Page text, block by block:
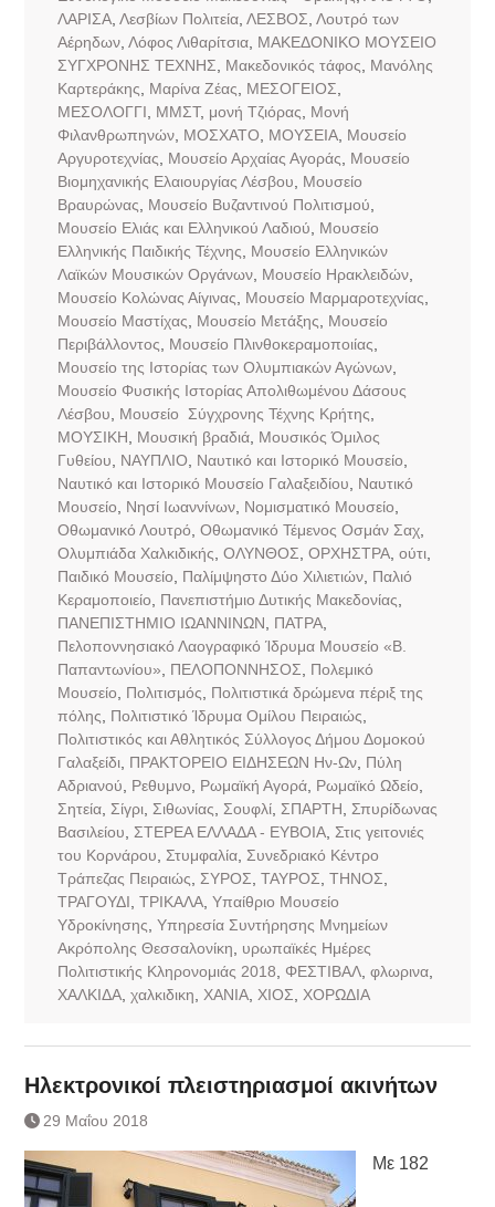
ΛΑΡΙΣΑ, Λεσβίων Πολιτεία, ΛΕΣΒΟΣ Λουτρό των
Αέρηδων, Λόφος Λιθαρίτσια, ΜΑΚΕΔΟΝΙΚΟ ΜΟΥΣΕΙΟ
ΣΥΓΧΡΟΝΗΣ ΤΕΧΝΗΣ
Μακεδονικός τάφος
Μανόλης
Καρτεράκης
Μαρίνα Ζέας ΜΕΣΟΓΕΙΟΣ
ΜΕΣΟΛΟΓΓΙ
ΜΜΣΤ, μονή Τζιόρας
Μονή
Φιλανθρωπηνών, ΜΟΣΧΑΤΟ ΜΟΥΣΕΙΑ, Μουσείο
Αργυροτεχνίας
Μουσείο Αρχαίας Αγοράς
Μουσείο
Βιομηχανικής Ελαιουργίας Λέσβου
Μουσείο
Βραυρώνας
Μουσείο Βυζαντινού Πολιτισμού
Μουσείο Ελιάς και Ελληνικού Λαδιού
Μουσείο
Ελληνικής Παιδικής Τέχνης
Μουσείο Ελληνικών
Λαϊκών Μουσικών Οργάνων, Μουσείο Ηρακλειδών,
Μουσείο Κολώνας Αίγινας
Μουσείο Μαρμαροτεχνίας
Μουσείο Μαστίχας
Μουσείο Μετάξης
Μουσείο
Περιβάλλοντος
Μουσείο Πλινθοκεραμοποιίας
Μουσείο της Ιστορίας των Ολυμπιακών Αγώνων,
Μουσείο Φυσικής Ιστορίας Απολιθωμένου Δάσους
Λέσβου
Μουσείο Σύγχρονης Τέχνης Κρήτης
ΜΟΥΣΙΚΗ
Μουσική βραδιά, Μουσικός Όμιλος
Γυθείου
ΝΑΥΠΛΙΟ Ναυτικό και Ιστορικό Μουσείο
Ναυτικό και Ιστορικό Μουσείο Γαλαξειδίου
Ναυτικό
Μουσείο
Νησί Ιωαννίνων, Νομισματικό Μουσείο
Οθωμανικό Λουτρό Οθωμανικό Τέμενος Οσμάν Σαχ,
Ολυμπιάδα Χαλκιδικής ΟΛΥΝΘΟΣ ΟΡΧΗΣΤΡΑ, ούτι,
Παιδικό Μουσείο
Παλίμψηστο Δύο Χιλιετιών, Παλιό
Κεραμοποιείο
Πανεπιστήμιο Δυτικής Μακεδονίας
ΠΑΝΕΠΙΣΤΗΜΙΟ ΙΩΑΝΝΙΝΩΝ
ΠΑΤΡΑ,
Πελοποννησιακό Λαογραφικό Ίδρυμα Μουσείο «Β.
Παπαντωνίου»
ΠΕΛΟΠΟΝΝΗΣΟΣ
Πολεμικό
Μουσείο
Πολιτισμός
Πολιτιστικά δρώμενα πέριξ της
πόλης
Πολιτιστικό Ίδρυμα Ομίλου Πειραιώς
Πολιτιστικός και Αθλητικός Σύλλογος Δήμου Δομοκού
Γαλαξείδι, ΠΡΑΚΤΟΡΕΙΟ ΕΙΔΗΣΕΩΝ Ην-Ων, Πύλη
Αδριανού
Ρεθυμνο Ρωμαϊκή Αγορά, Ρωμαϊκό Ωδείο
Σητεία, Σίγρι, Σιθωνίας Σουφλί, ΣΠΑΡΤΗ
Σπυρίδωνας
Βασιλείου
ΣΤΕΡΕΑ ΕΛΛΑΔΑ - ΕΥΒΟΙΑ, Στις γειτονιές
του Κορνάρου
Στυμφαλία, Συνεδριακό Κέντρο
Τράπεζας Πειραιώς
ΣΥΡΟΣ ΤΑΥΡΟΣ ΤΗΝΟΣ
ΤΡΑΓΟΥΔΙ ΤΡΙΚΑΛΑ, Υπαίθριο Μουσείο
Υδροκίνησης Υπηρεσία Συντήρησης Μνημείων
Ακρόπολης Θεσσαλονίκη
υρωπαϊκές Ημέρες
Πολιτιστικής Κληρονομιάς 2018
ΦΕΣΤΙΒΑΛ, φλωρινα,
ΧΑΛΚΙΔΑ, χαλκιδικη ΧΑΝΙΑ, ΧΙΟΣ ΧΟΡΩΔΙΑ
Ηλεκτρονικοί πλειστηριασμοί ακινήτων
29 Μαΐου 2018
Με 182